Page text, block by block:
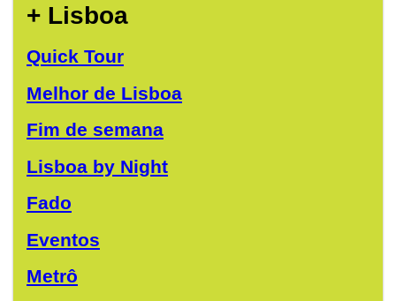
+ Lisboa
Quick Tour
Melhor de Lisboa
Fim de semana
Lisboa by Night
Fado
Eventos
Metrô